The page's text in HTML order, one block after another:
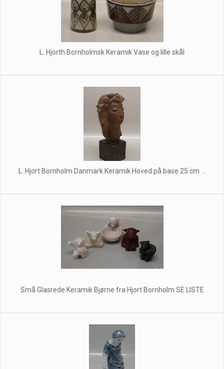
L. Hjorth Bornholmsk Keramik Vase og lille skål
L. Hjort Bornholm Danmark Keramik Hoved på base 25 cm ...
Små Glasrede Keramik Bjørne fra Hjort Bornholm SE LISTE